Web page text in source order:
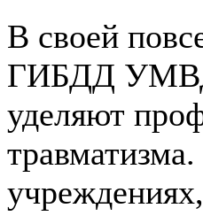
В своей
ГИБДД УМВД
уделяют